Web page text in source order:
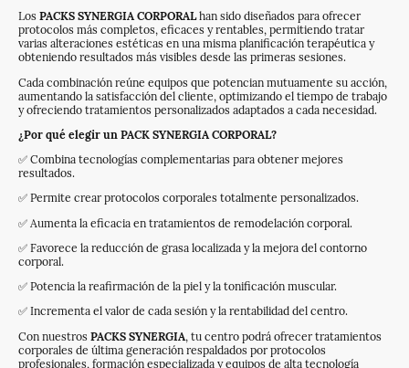
Los PACKS SYNERGIA CORPORALhan sido diseñados para ofrecer
protocolos más completos, eficaces y rentables, permitiendo tratar
varias alteraciones estéticas en una misma planificación terapéutica y
obteniendo resultados más visibles desde las primeras sesiones.
Cada combinación reúne equipos que potencian mutuamente su acción,
aumentando la satisfacción del cliente, optimizando el tiempo de trabajo
y ofreciendo tratamientos personalizados adaptados a cada necesidad.
¿Por qué elegir un PACK SYNERGIA CORPORAL?
✅ Combina tecnologías complementarias para obtener mejores
resultados.
✅ Permite crear protocolos corporales totalmente personalizados.
✅ Aumenta la eficacia en tratamientos de remodelación corporal.
✅ Favorece la reducción de grasa localizada y la mejora del contorno
corporal.
✅ Potencia la reafirmación de la piel y la tonificación muscular.
✅ Incrementa el valor de cada sesión y la rentabilidad del centro.
Con nuestros PACKS SYNERGIA, tu centro podrá ofrecer tratamientos
corporales de última generación respaldados por protocolos
profesionales, formación especializada y equipos de alta tecnología